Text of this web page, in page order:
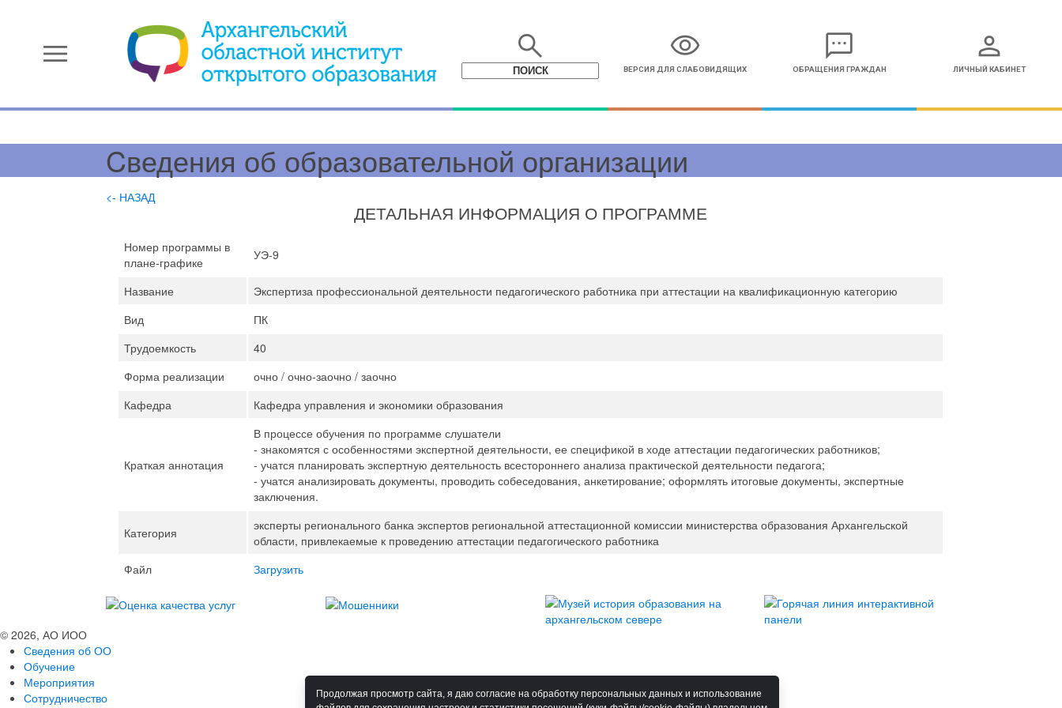
menu search visibility
ВЕРСИЯ ДЛЯ СЛАБОВИДЯЩИХ
sms
ОБРАЩЕНИЯ ГРАЖДАН
person
ЛИЧНЫЙ КАБИНЕТ
Cведения об образовательной организации
<- НАЗАД
ДЕТАЛЬНАЯ ИНФОРМАЦИЯ О ПРОГРАММЕ
Номер программы в
плане-графике
УЭ-9
Название
Экспертиза профессиональной деятельности педагогического работника при аттестации на квалификационную категорию
Вид
ПК
Трудоемкость
40
Форма реализации
очно / очно-заочно / заочно
Кафедра
Кафедра управления и экономики образования
Краткая аннотация
В процессе обучения по программе слушатели
- знакомятся с особенностями экспертной деятельности, ее спецификой в ходе аттестации педагогических работников;
- учатся планировать экспертную деятельность всестороннего анализа практической деятельности педагога;
- учатся анализировать документы, проводить собеседования, анкетирование; оформлять итоговые документы, экспертные
заключения.
Категория
эксперты регионального банка экспертов региональной аттестационной комиссии министерства образования Архангельской
области, привлекаемые к проведению аттестации педагогического работника
Файл
Загрузить
© 2026, АО ИОО
Сведения об ОО
Обучение
Мероприятия
Сотрудничество
Продолжая просмотр сайта, я даю согласие на обработку персональных данных и использование